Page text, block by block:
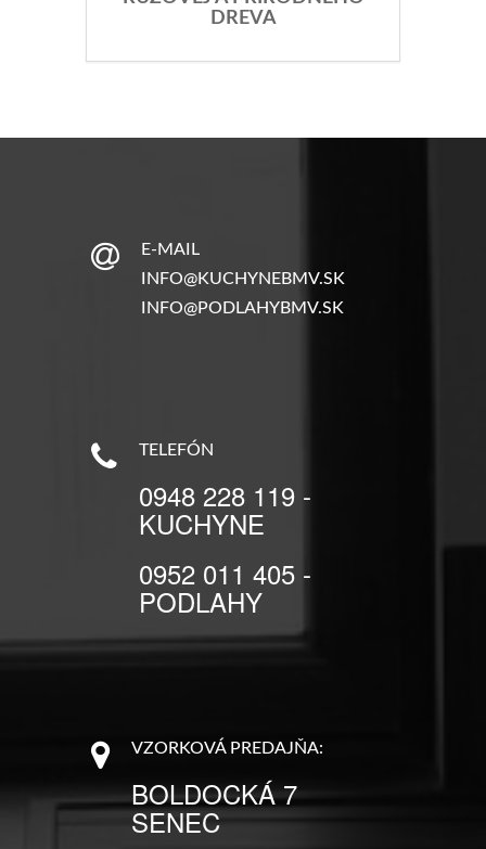
DREVA
E-MAIL
INFO@KUCHYNEBMV.SK
INFO@PODLAHYBMV.SK
TELEFÓN
0948 228 119 -
KUCHYNE
0952 011 405 -
PODLAHY
VZORKOVÁ PREDAJŇA:
BOLDOCKÁ 7
SENEC